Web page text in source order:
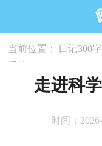
当前位置： 日记300字
走进科
时间：